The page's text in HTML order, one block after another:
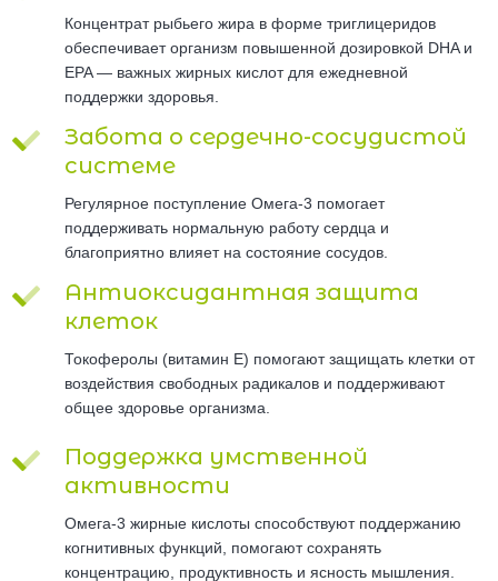
Концентрат рыбьего жира в форме триглицеридов
обеспечивает организм повышенной дозировкой DHA и
EPA — важных жирных кислот для ежедневной
поддержки здоровья.
Забота о сердечно-сосудистой
системе
Регулярное поступление Омега-3 помогает
поддерживать нормальную работу сердца и
благоприятно влияет на состояние сосудов.
Антиоксидантная защита
клеток
Токоферолы (витамин E) помогают защищать клетки от
воздействия свободных радикалов и поддерживают
общее здоровье организма.
Поддержка умственной
активности
Омега-3 жирные кислоты способствуют поддержанию
когнитивных функций, помогают сохранять
концентрацию, продуктивность и ясность мышления.